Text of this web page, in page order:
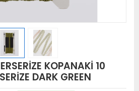
KOPANAKİ 10
DARK GREEN